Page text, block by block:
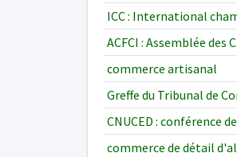
ICC : International
ACFCI : Assemblée
commerce artisanal
Greffe du Tribunal de
CNUCED : conférence
commerce de détail